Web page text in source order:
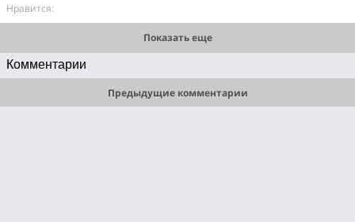
Нравится:
Показать еще
Комментарии
Предыдущие комментарии